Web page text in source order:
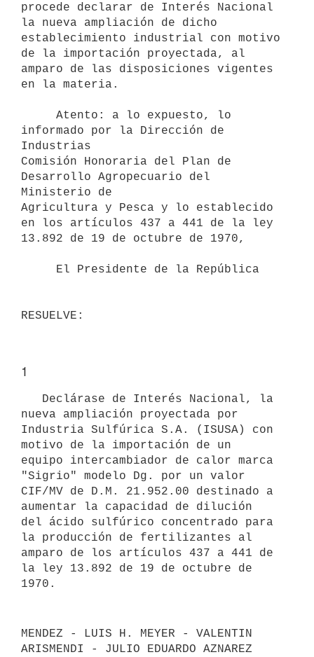
procede declarar de Interés Nacional
la nueva ampliación de dicho
establecimiento industrial con motivo
de la importación proyectada, al
amparo de las disposiciones vigentes
en la materia.
informado por la Dirección de
Industrias
Comisión Honoraria del Plan de
Desarrollo Agropecuario del
Ministerio de
Agricultura y Pesca y lo establecido
en los artículos 437 a 441 de la ley
13.892 de 19 de octubre de 1970,
1
nueva ampliación proyectada por
Industria Sulfúrica S.A. (ISUSA) con
motivo de la importación de un
equipo intercambiador de calor marca
"Sigrio" modelo Dg. por un valor
CIF/MV de D.M. 21.952.00 destinado a
aumentar la capacidad de dilución
del ácido sulfúrico concentrado para
la producción de fertilizantes al
amparo de los artículos 437 a 441 de
la ley 13.892 de 19 de octubre de
MENDEZ - LUIS H. MEYER - VALENTIN